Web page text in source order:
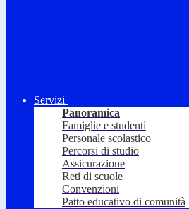
Servizi
Panoramica
Famiglie e studenti
Personale scolastico
Percorsi di studio
Assicurazione
Reti di scuole
Convenzioni
Patto educativo di comunità